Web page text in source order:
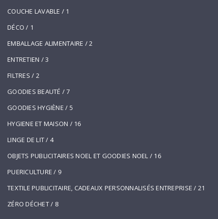
COUCHE LAVABLE / 1
DÉCO / 1
EMBALLAGE ALIMENTAIRE / 2
ENTRETIEN / 3
FILTRES / 2
GOODIES BEAUTÉ / 7
GOODIES HYGIÈNE / 5
HYGIENE ET MAISON / 16
LINGE DE LIT/ 4
OBJETS PUBLICITAIRES NOEL ET GOODIES NOEL / 16
PUERICULTURE / 9
TEXTILE PUBLICITAIRE, CADEAUX PERSONNALISÉS ENTREPRISE / 21
ZÉRO DÉCHET/ 8